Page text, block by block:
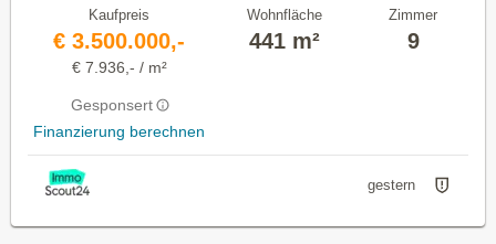
Kaufpreis
€ 3.500.000,-
€ 7.936,- / m²
Gesponsert
Finanzierung berechnen
Wohnfläche
441 m²
Zimmer
9
gestern